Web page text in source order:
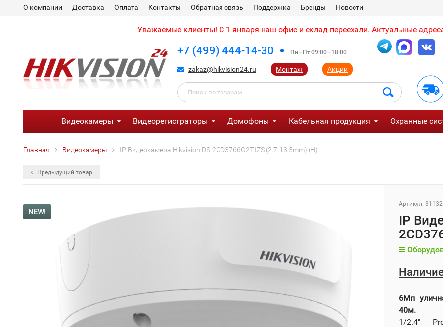
О компании Доставка Оплата Контакты Обратная связь Поддержка Бренды Новости
Уважаемые клиенты! С 1 января наш офис и склад переехали. Актуальные
+7 (499) 444-14-30 Пн—Пт 09:00—18:00
zakaz@hikvision24.ru Монтаж Акции
Видеокамеры Видеорегистраторы Домофоны Кабельная продукция Охранные
Главная Видеокамеры IP Видеокамера Hikvision DS-2CD3766G2T-IZS (2.7-13.5mm) (H)
Предыдущий товар
NEW!
Артикул:
IP
6Мп
40м.
1/2.4"